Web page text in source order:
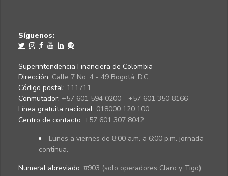
Síguenos:
Superintendencia Financiera de Colombia
Dirección: Calle 7 No. 4 - 49 Bogotá, D.C.
Código postal: 111711
Conmutador: +57 601 594 0200 - +57 601 350 8166
Línea gratuita nacional: 018000 120 100
Centro de contacto: +57 601 307 8042
Lunes a viernes de 8:00 a.m. a 6:00 p.m. jornada
continua.
Numeral abreviado: #903 (solo operadores Claro y Tigo)